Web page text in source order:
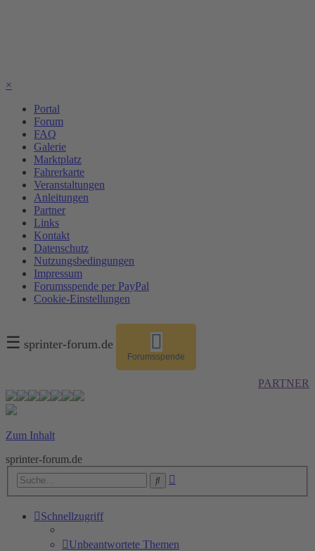
×
Portal
Forum
FAQ
Galerie
Marktplatz
Fahrerkarte
Veranstaltungen
Anleitungen
Partner
Links
Kontakt
Datenschutz
Nutzungsbedingungen
Impressum
Forumsspende per PayPal
Cookie-Einstellungen
☰ sprinter-forum.de
Forumsspende
PARTNER
Zum Inhalt
sprinter-forum.de
Suche
Schnellzugriff
Unbeantwortete Themen